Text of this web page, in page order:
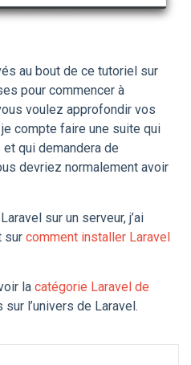
au bout de ce tutoriel sur
pour commencer à
voulez approfondir vos
compte faire une suite qui
qui demandera de
devriez normalement avoir
sur un serveur, j’ai
sur comment installer Laravel
la catégorie Laravel de
sur l’univers de Laravel.